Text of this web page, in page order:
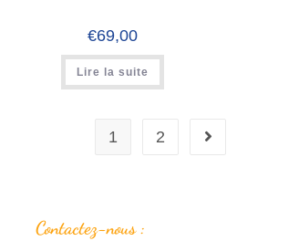
€69,00
Lire la suite
1 2
Contactez-nous :